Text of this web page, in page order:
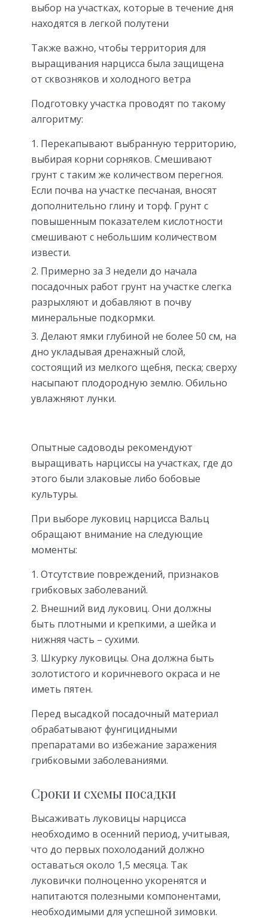
выбор на участках, которые в течение дня
находятся в легкой полутени
Также важно, чтобы территория для
выращивания нарцисса была защищена
от сквозняков и холодного ветра
Подготовку участка проводят по такому
алгоритму:
Перекапывают выбранную территорию,
выбирая корни сорняков. Смешивают
грунт с таким же количеством перегноя.
Если почва на участке песчаная, вносят
дополнительно глину и торф. Грунт с
повышенным показателем кислотности
смешивают с небольшим количеством
извести.
Примерно за 3 недели до начала
посадочных работ грунт на участке слегка
разрыхляют и добавляют в почву
минеральные подкормки.
Делают ямки глубиной не более 50 см, на
дно укладывая дренажный слой,
состоящий из мелкого щебня, песка; сверху
насыпают плодородную землю. Обильно
увлажняют лунки.
Опытные садоводы рекомендуют
выращивать нарциссы на участках, где до
этого были злаковые либо бобовые
культуры.
При выборе луковиц нарцисса Вальц
обращают внимание на следующие
моменты:
Отсутствие повреждений, признаков
грибковых заболеваний.
Внешний вид луковиц. Они должны
быть плотными и крепкими, а шейка и
нижняя часть – сухими.
Шкурку луковицы. Она должна быть
золотистого и коричневого окраса и не
иметь пятен.
Перед высадкой посадочный материал
обрабатывают фунгицидными
препаратами во избежание заражения
грибковыми заболеваниями.
Сроки и схемы посадки
Высаживать луковицы нарцисса
необходимо в осенний период, учитывая,
что до первых похолоданий должно
оставаться около 1,5 месяца. Так
луковички полноценно укоренятся и
напитаются полезными компонентами,
необходимыми для успешной зимовки.